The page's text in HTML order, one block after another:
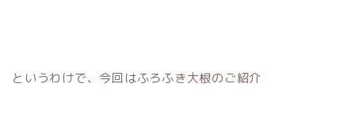
というわけで、今回はふろふき大根のご紹介